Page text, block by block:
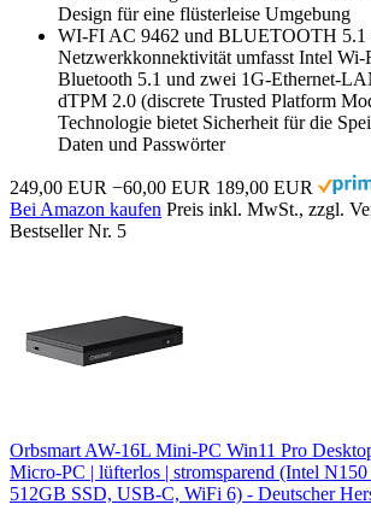
Design für eine flüsterleise Umgebung
WI-FI AC 9462 und BLUETOOTH 5.1
Netzwerkkonnektivität umfasst Intel Wi-
Bluetooth 5.1 und zwei 1G-Ethernet-
dTPM 2.0 (discrete Trusted Platform
Technologie bietet Sicherheit für die
Daten und Passwörter
249,00 EUR −60,00 EUR 189,00 EUR
Bei Amazon kaufen Preis inkl. MwSt., zzgl.
Bestseller Nr. 5
Orbsmart AW-16L Mini-PC Win11 Pro
Micro-PC | lüfterlos | stromsparend (Intel
512GB SSD, USB-C, WiFi 6) - Deutscher